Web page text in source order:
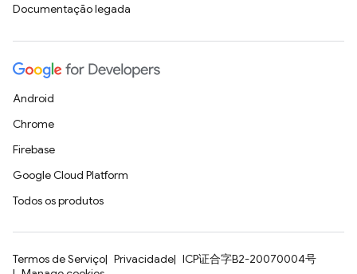
Documentação legada
Android
Chrome
Firebase
Google Cloud Platform
Todos os produtos
Termos de Serviço Privacidade
ICP证合字B2-20070004号